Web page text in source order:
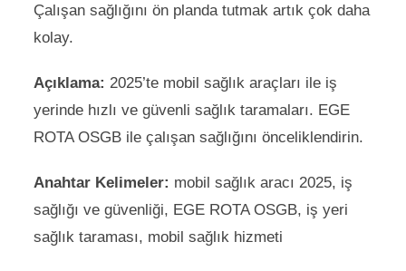
Çalışan sağlığını ön planda tutmak artık çok daha
kolay.
Açıklama: 2025’te mobil sağlık araçları ile iş
yerinde hızlı ve güvenli sağlık taramaları. EGE
ROTA OSGB ile çalışan sağlığını önceliklendirin.
Anahtar Kelimeler: mobil sağlık aracı 2025, iş
sağlığı ve güvenliği, EGE ROTA OSGB, iş yeri
sağlık taraması, mobil sağlık hizmeti